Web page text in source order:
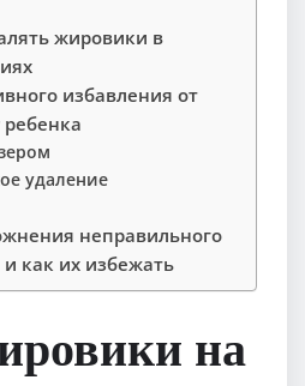
жировики в
избавления от
удаление
неправильного
как их избежать
на